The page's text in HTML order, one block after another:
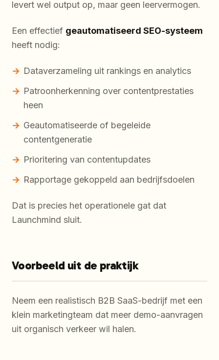
levert wel output op, maar geen leervermogen.
Een effectief geautomatiseerd SEO-systeem
heeft nodig:
Dataverzameling uit rankings en analytics
Patroonherkenning over contentprestaties
heen
Geautomatiseerde of begeleide
contentgeneratie
Prioritering van contentupdates
Rapportage gekoppeld aan bedrijfsdoelen
Dat is precies het operationele gat dat
Launchmind sluit.
Voorbeeld uit de praktijk
Neem een realistisch B2B SaaS-bedrijf met een
klein marketingteam dat meer demo-aanvragen
uit organisch verkeer wil halen.